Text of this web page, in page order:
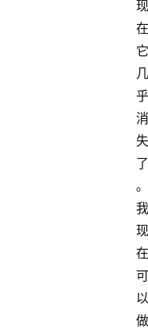
现
在
它
几
乎
消
失
了
。
我
现
在
可
以
做